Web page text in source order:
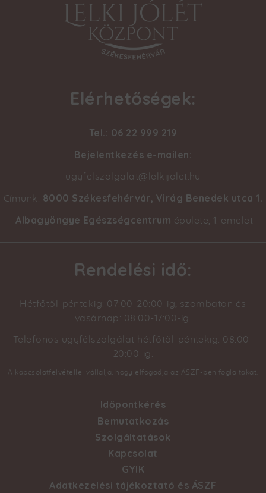
Elérhetőségek:
Tel.: 06 22 999 219
Bejelentkezés e-mailen:
ugyfelszolgalat@lelkijolet.hu
Címünk: 8000 Székesfehérvár, Virág Benedek utca 1.
Albagyöngye Egészségcentrum épülete, 1. emelet
Rendelési idő:
Hétfőtől-péntekig: 07:00-20:00-ig, szombaton és
vasárnap: 08:00-17:00-ig.
Telefonos ügyfélszolgálat hétfőtől-péntekig: 08:00-
20:00-ig.
A kapcsolatfelvétellel vállalja, hogy elfogadja az ÁSZF-ben foglaltakat.
Időpontkérés
Bemutatkozás
Szolgáltatások
Kapcsolat
GYIK
Adatkezelési tájékoztató és ÁSZF